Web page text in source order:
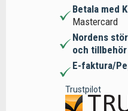
Betala med
Mastercard
Nordens
och tillbehör
E-faktura/
Trustpilot